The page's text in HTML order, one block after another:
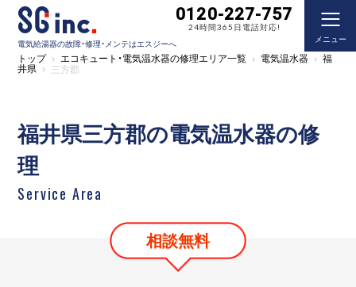
電気給湯器の故障・修理・メンテはエスジーへ
0120-227-757
24時間365日電話対応!
メニュー
トップ エコキュート・電気温水器の修理エリア一覧 電気温水器 福
井県 三方郡
福井県三方郡の電気温水器の修
理
Service Area
相談無料